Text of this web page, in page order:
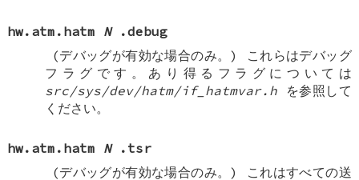
hw.atm.hatm N
.debug
(デバッグが有効な場合のみ。)
これらはデバッグ
フラグです。あり得るフラグについては
src/sys/dev/hatm/if_hatmvar.hを参照して
ください。
hw.atm.hatm N
.tsr
(デバッグが有効な場合のみ。)
これはすべての送